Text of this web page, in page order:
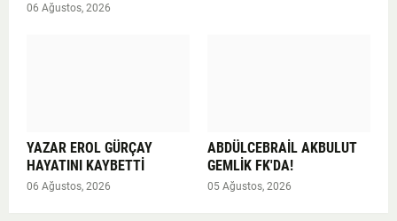
06 Ağustos, 2026
YAZAR EROL GÜRÇAY
HAYATINI KAYBETTİ
06 Ağustos, 2026
ABDÜLCEBRAİL AKBULUT
GEMLİK FK'DA!
05 Ağustos, 2026